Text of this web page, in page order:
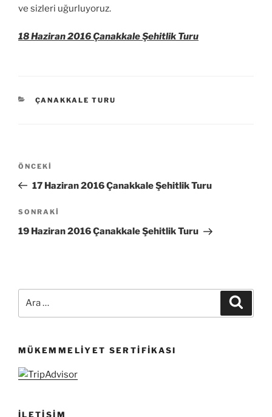
ve sizleri uğurluyoruz.
18 Haziran 2016 Çanakkale Şehitlik Turu
KATEGORILER
ÇANAKKALE TURU
Yazı
Önceki
Yazı
ÖNCEKI
17 Haziran 2016 Çanakkale Şehitlik Turu
Sonraki
Yazı
SONRAKI
19 Haziran 2016 Çanakkale Şehitlik Turu
MÜKEMMELIYET SERTIFIKASI
İLETIŞIM